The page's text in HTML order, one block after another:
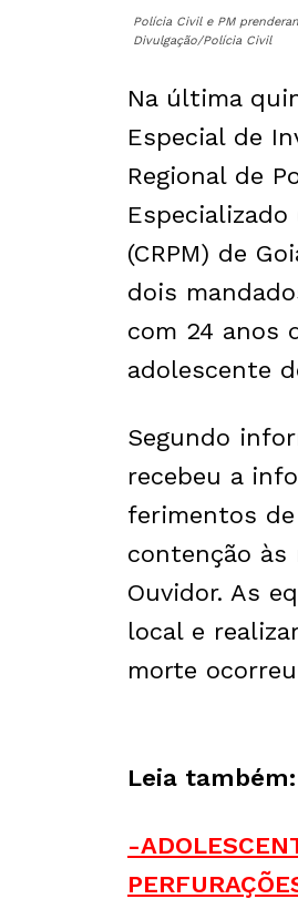
Polícia Civil e PM
Divulgação/Polícia Civil
Na última
Especial de
Regional de
Especializado
(CRPM) de
dois
com 24 anos
adolescente
Segundo
recebeu a
ferimentos
contenção às
Ouvidor. As
local e
morte
Leia também:
-